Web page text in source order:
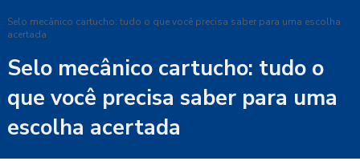
Selo mecânico cartucho: tudo o que você precisa saber para uma escolha
acertada
Selo mecânico cartucho: tudo o
que você precisa saber para uma
escolha acertada